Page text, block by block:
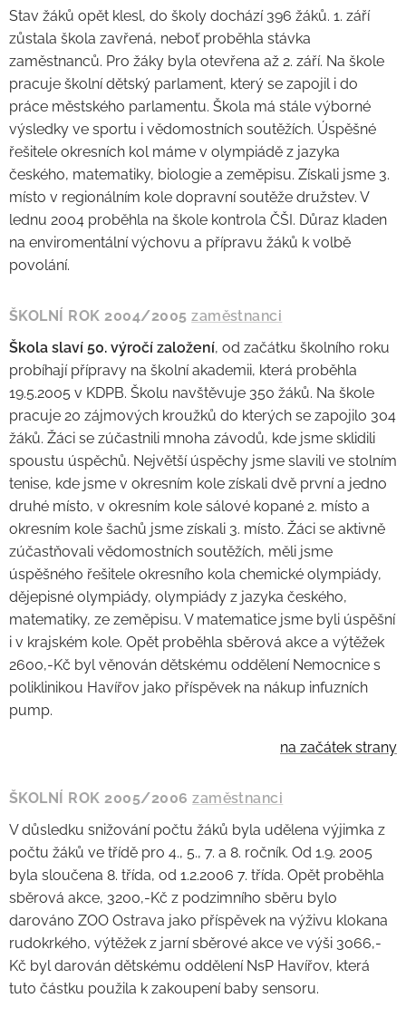
Stav žáků opět klesl, do školy dochází 396 žáků. 1. září
zůstala škola zavřená, neboť proběhla stávka
zaměstnanců. Pro žáky byla otevřena až 2. září. Na škole
pracuje školní dětský parlament, který se zapojil i do
práce městského parlamentu. Škola má stále výborné
výsledky ve sportu i vědomostních soutěžích. Úspěšné
řešitele okresních kol máme v olympiádě z jazyka
českého, matematiky, biologie a zeměpisu. Získali jsme 3.
místo v regionálním kole dopravní soutěže družstev. V
lednu 2004 proběhla na škole kontrola ČŠI. Důraz kladen
na enviromentální výchovu a přípravu žáků k volbě
povolání.
ŠKOLNÍ ROK 2004/2005zaměstnanci
Škola slaví 50. výročí založení, od začátku školního roku
probíhají přípravy na školní akademii, která proběhla
19.5.2005 v KDPB. Školu navštěvuje 350 žáků. Na škole
pracuje 20 zájmových kroužků do kterých se zapojilo 304
žáků. Žáci se zúčastnili mnoha závodů, kde jsme sklidili
spoustu úspěchů. Největší úspěchy jsme slavili ve stolním
tenise, kde jsme v okresním kole získali dvě první a jedno
druhé místo, v okresním kole sálové kopané 2. místo a
okresním kole šachů jsme získali 3. místo. Žáci se aktivně
zúčastňovali vědomostních soutěžích, měli jsme
úspěšného řešitele okresního kola chemické olympiády,
dějepisné olympiády, olympiády z jazyka českého,
matematiky, ze zeměpisu. V matematice jsme byli úspěšní
i v krajském kole. Opět proběhla sběrová akce a výtěžek
2600,-Kč byl věnován dětskému oddělení Nemocnice s
poliklinikou Havířov jako příspěvek na nákup infuzních
pump.
na začátek strany
ŠKOLNÍ ROK 2005/2006zaměstnanci
V důsledku snižování počtu žáků byla udělena výjimka z
počtu žáků ve třídě pro 4., 5., 7. a 8. ročník. Od 1.9. 2005
byla sloučena 8. třída, od 1.2.2006 7. třída. Opět proběhla
sběrová akce, 3200,-Kč z podzimního sběru bylo
darováno ZOO Ostrava jako příspěvek na výživu klokana
rudokrkého, výtěžek z jarní sběrové akce ve výši 3066,-
Kč byl darován dětskému oddělení NsP Havířov, která
tuto částku použila k zakoupení baby sensoru.